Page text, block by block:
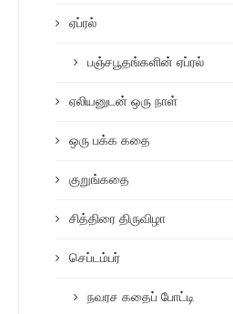
ஏப்ரல்
பஞ்சபூதங்களின் ஏப்ரல்
ஏலியனுடன் ஒரு நாள்
ஒரு பக்க கதை
குறுங்கதை
சித்திரை திருவிழா
செப்டம்பர்
நவரச கதைப் போட்டி